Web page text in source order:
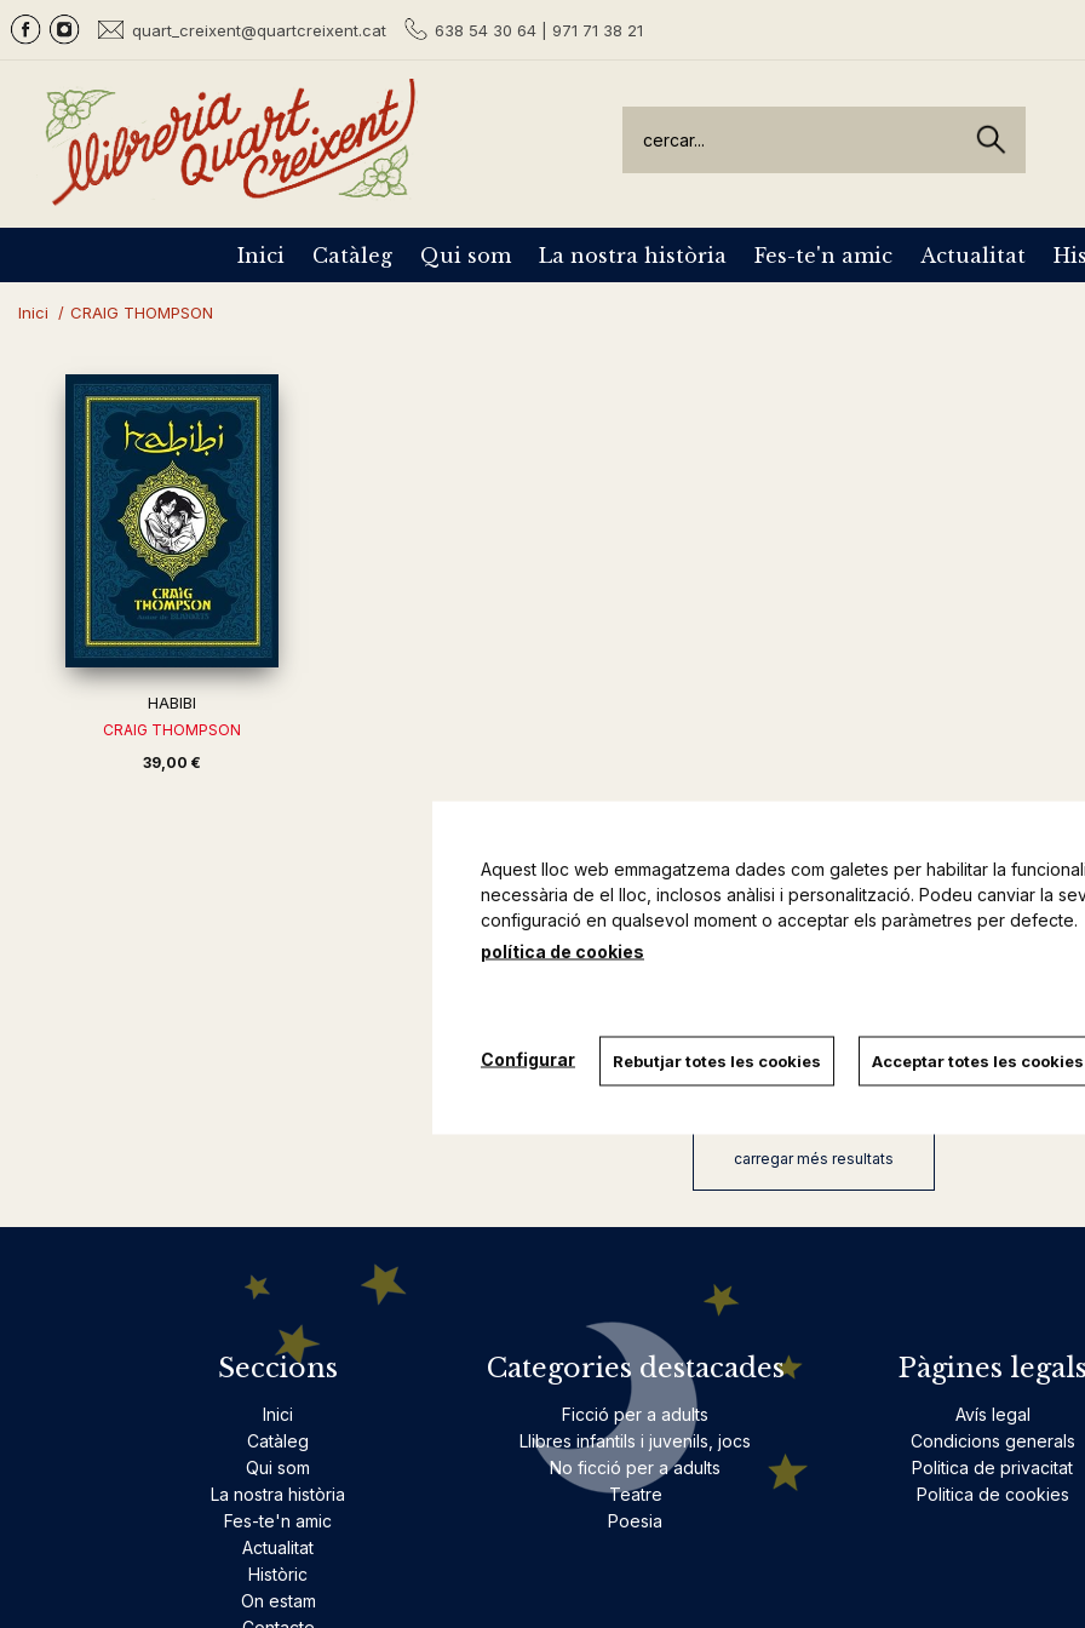
quart_creixent@quartcreixent.cat 638 54 30 64 | 971 71 38 21
Inici Catàleg Qui som La nostra història Fes-te'n amic Actualitat
Inici / CRAIG THOMPSON
HABIBI
CRAIG THOMPSON
39,00 €
carregar més resultats
Seccions
Inici
Catàleg
Qui som
La nostra història
Fes-te'n amic
Actualitat
Històric
On estam
Categories destacades
Ficció per a adults
Llibres infantils i juvenils, jocs
No ficció per a adults
Teatre
Poesia
Pàgines legals
Avís legal
Condicions generals
Politica de privacitat
Politica de cookies
Aquest lloc web emmagatzema dades com galetes per habilitar la
necessària de el lloc, inclosos anàlisi i personalització. Podeu canviar la
configuració en qualsevol moment o acceptar els paràmetres per defecte.
política de cookies
Configurar Rebutjar totes les cookies Acceptar totes les cookies